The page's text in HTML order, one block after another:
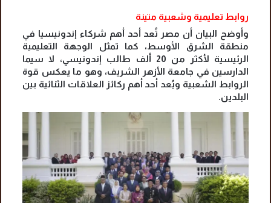
روابط تعليمية وشعبية متينة
وأوضح البيان أن مصر تُعد أحد أهم شركاء إندونيسيا في
منطقة الشرق الأوسط، كما تمثل الوجهة التعليمية
الرئيسية لأكثر من 20 ألف طالب إندونيسي، لا سيما
الدارسين في جامعة الأزهر الشريف، وهو ما يعكس قوة
الروابط الشعبية ويُعد أحد أهم ركائز العلاقات الثنائية بين
البلدين.